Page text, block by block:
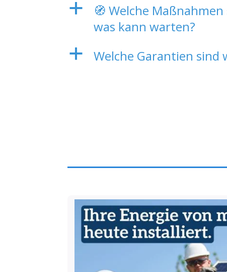
a
🧭 Welche
was kann warten?
a Welche Garantien sind